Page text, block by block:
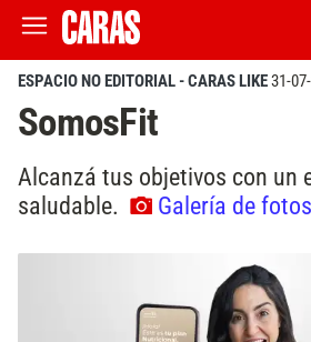
ESPACIO NO EDITORIAL - CARAS LIKE31-
SomosFit
Alcanzá tus objetivos con un
saludable.
Galería de fotos